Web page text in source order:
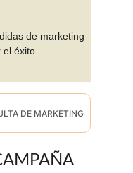
de marketing
éxito.
DE MARKETING